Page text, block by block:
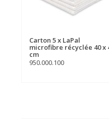
Carton 5 x LaPal
microfibre récyclée 40 x
cm
950.000.100